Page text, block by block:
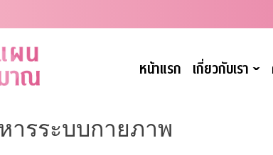
หน้าแรก เกี่ยวกับเรา ˇ
ารระบบกายภาพ